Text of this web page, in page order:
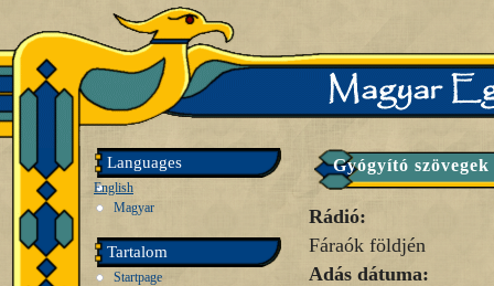
Languages
English
Magyar
Tartalom
Startpage
Gyógyító
Rádió:
Fáraók földjén
Adás dátuma: